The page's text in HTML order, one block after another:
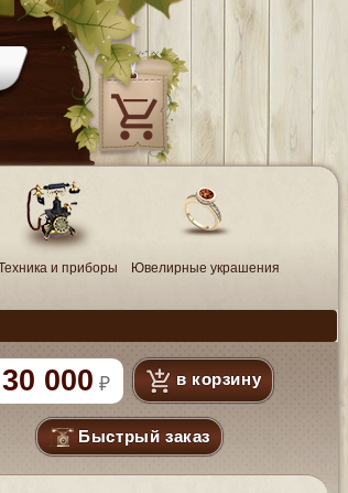
—
и приборы Ювелирные украшения
30 000 в корзину
Быстрый заказ